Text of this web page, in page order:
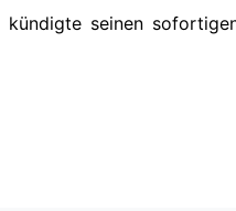
kündigte seinen